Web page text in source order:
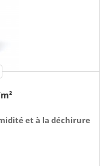
et à la déchirure